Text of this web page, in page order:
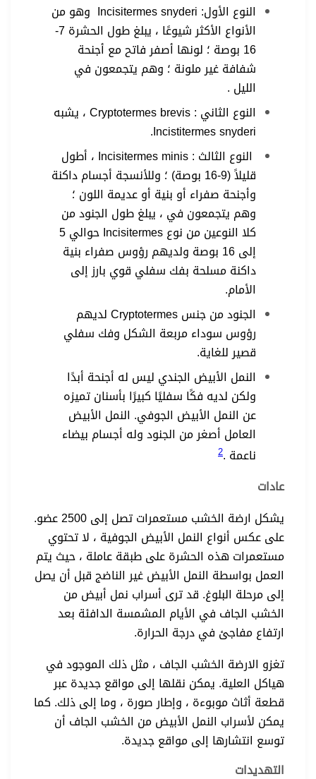
النوع الأول: Incisitermes snyderi وهو من
الأنواع الأكثر شيوعًا ، يبلغ طول الحشرة 7-
16 بوصة ؛ لونها أصفر فاتح مع أجنحة
شفافة غير ملونة ؛ وهم يتجمعون في
الليل .
النوع الثاني : Cryptotermes brevis ، يشبه
Incistitermes snyderi.
النوع الثالث : Incisitermes minis ، أطول
قليلاً (9-16 بوصة) ؛ وللأنسجة أجسام داكنة
وأجنحة صفراء أو بنية أو عديمة اللون ؛
وهم يتجمعون في ، يبلغ طول الجنود من
كلا النوعين من نوع Incisitermes حوالي 5
إلى 16 بوصة ولديهم رؤوس صفراء بنية
داكنة مسلحة بفك سفلي قوي بارز إلى
الأمام.
الجنود من جنس Cryptotermes لديهم
رؤوس سوداء مربعة الشكل وفك سفلي
قصير للغاية.
النمل الأبيض الجندي ليس له أجنحة أبدًا
ولكن لديه فكًا سفليًا كبيرًا بأسنان تميزه
عن النمل الأبيض الجوفي. النمل الأبيض
العامل أصغر من الجنود وله أجسام بيضاء
ناعمة .2
عادات
يشكل ارضة الخشب مستعمرات تصل إلى 2500 عضو.
على عكس أنواع النمل الأبيض الجوفية ، لا تحتوي
مستعمرات هذه الحشرة على طبقة عاملة ، حيث يتم
العمل بواسطة النمل الأبيض غير الناضج قبل أن يصل
إلى مرحلة البلوغ. قد ترى أسراب نمل أبيض من
الخشب الجاف في الأيام المشمسة الدافئة بعد
ارتفاع مفاجئ في درجة الحرارة.
تغزو الارضة الخشب الجاف ، مثل ذلك الموجود في
هياكل العلية. يمكن نقلها إلى مواقع جديدة عبر
قطعة أثاث موبوءة ، وإطار صورة ، وما إلى ذلك. كما
يمكن لأسراب النمل الأبيض من الخشب الجاف أن
توسع انتشارها إلى مواقع جديدة.
التهديدات